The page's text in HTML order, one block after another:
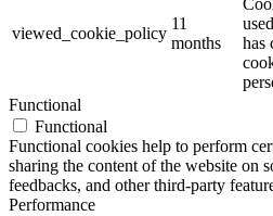
viewed_cookie_policy
11
months
has
Functional
Functional
Functional cookies help to perform
sharing the content of the website on
feedbacks, and other third-party
Performance